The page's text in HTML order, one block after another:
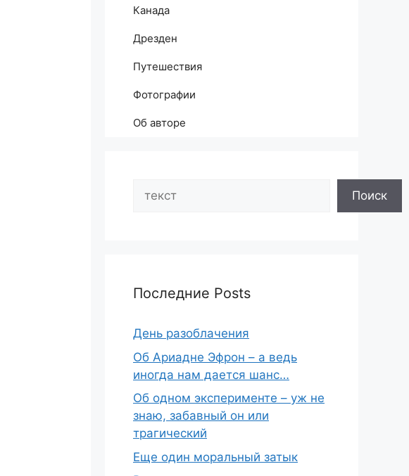
Канада
Дрезден
Путешествия
Фотографии
Об авторе
Поиск
Последние Posts
День разоблачения
Об Ариадне Эфрон – а ведь
иногда нам дается шанс…
Об одном эксперименте – уж не
знаю, забавный он или
трагический
Еще один моральный затык